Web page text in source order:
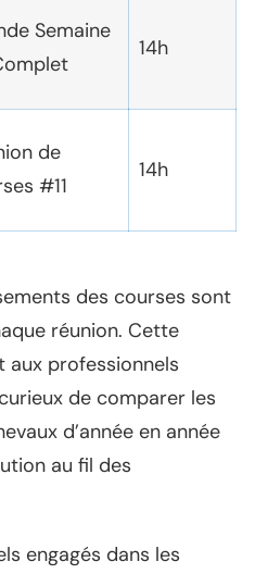
Semaine
14h
de
#11
14h
des courses sont
réunion. Cette
professionnels
de comparer les
d’année en année
au fil des
engagés dans les